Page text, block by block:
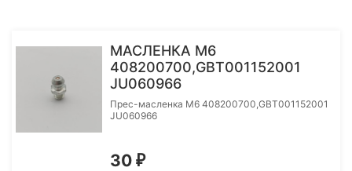
МАСЛЕНКА М6
408200700,GBT001152001
JU060966
Прес-масленка М6 408200700,GBT001152001
JU060966
30 ₽